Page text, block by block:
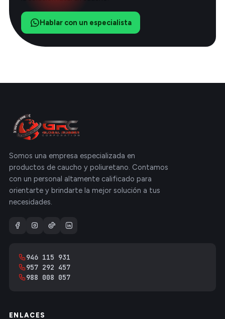
Hablar con un especialista
Somos una empresa especializada en
productos de caucho y poliuretano. Contamos
con un personal altamente calificado para
orientarte y brindarte la mejor solución a tus
necesidades.
946 115 931
957 292 457
988 008 057
ENLACES